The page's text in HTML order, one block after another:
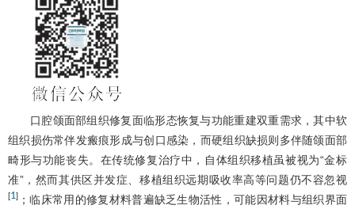
口腔颌面部组织修复面临形态恢复与功能重建双重需求，其中软
组织损伤常伴发瘢痕形成与创口感染，而硬组织缺损则多伴随颌面部
畸形与功能丧失。在传统修复治疗中，自体组织移植虽被视为“金标
准”，然而其供区并发症、移植组织远期吸收率高等问题仍不容忽视
[1] ；临床常用的修复材料普遍缺乏生物活性，可能因材料与组织界面